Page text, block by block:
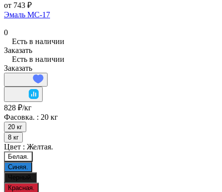
от 743 ₽
Эмаль МС-17
0
Есть в наличии
Заказать
Есть в наличии
Заказать
828 ₽/кг
Фасовка. : 20 кг
20 кг
8 кг
Цвет : Желтая.
Белая.
Синяя.
Черный.
Красная.